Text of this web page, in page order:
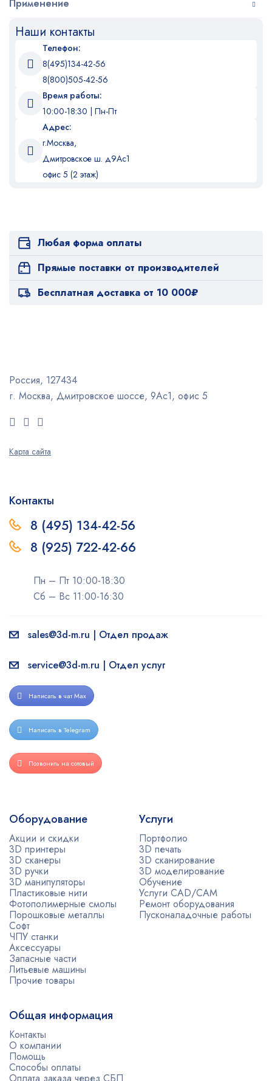
Применение
Наши контакты
Телефон:
8(495)134-42-56
8(800)505-42-56
Время работы:
10:00-18:30 | Пн-Пт
Адрес:
г.Москва,
Дмитровское ш. д9Ас1
офис 5 (2 этаж)
Любая форма оплаты
Прямые поставки от производителей
Бесплатная доставка от 10 000₽
Россия, 127434
г. Москва, Дмитровское шоссе, 9Ас1, офис 5
Карта сайта
Контакты
8 (495) 134-42-56
8 (925) 722-42-66
Пн – Пт 10:00-18:30
Сб – Вс 11:00-16:30
sales@3d-m.ru | Отдел продаж
service@3d-m.ru | Отдел услуг
Написать в чат Max
Написать в Telegram
Позвонить на сотовый
Оборудование
Акции и скидки
3D принтеры
3D сканеры
3D ручки
3D манипуляторы
Пластиковые нити
Фотополимерные смолы
Порошковые металлы
Софт
ЧПУ станки
Аксессуары
Запасные части
Литьевые машины
Прочие товары
Услуги
Портфолио
3D печать
3D сканирование
3D моделирование
Обучение
Услуги CAD/CAM
Ремонт оборудования
Пусконаладочные работы
Общая информация
Контакты
О компании
Помощь
Способы оплаты